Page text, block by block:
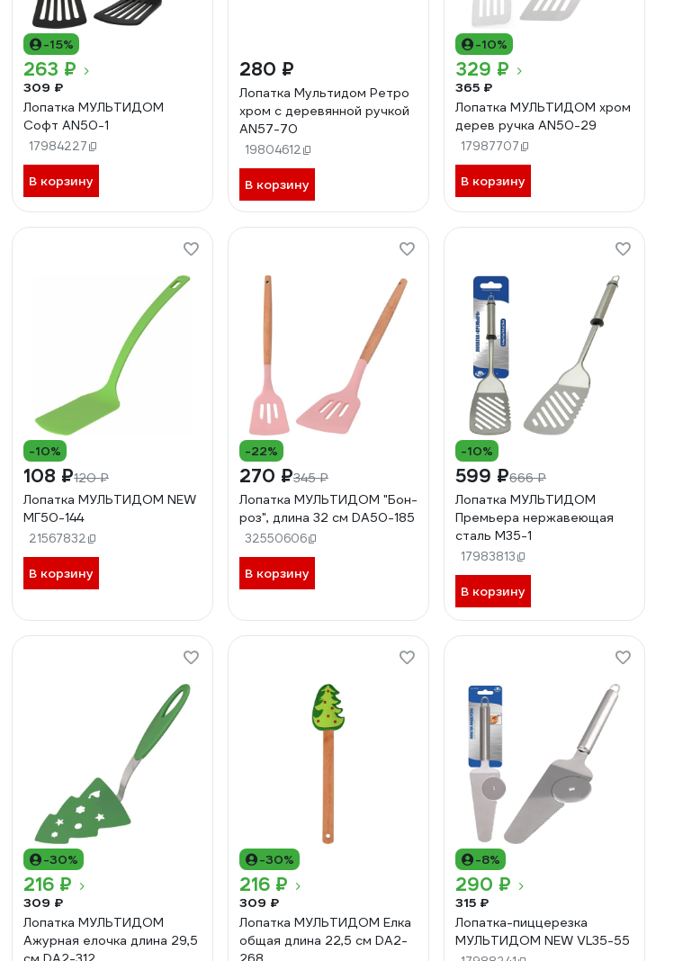
-15%
263 ₽
309 ₽
Лопатка МУЛЬТИДОМ
Софт AN50-1
17984227
В корзину
280 ₽
Лопатка Мультидом Ретро
хром с деревянной ручкой
AN57-70
19804612
В корзину
-10%
329 ₽
365 ₽
Лопатка МУЛЬТИДОМ хром
дерев ручка AN50-29
17987707
В корзину
-10%
108 ₽120 ₽
Лопатка МУЛЬТИДОМ NEW
МГ50-144
21567832
В корзину
-22%
270 ₽345 ₽
Лопатка МУЛЬТИДОМ "Бон-
роз", длина 32 см DA50-185
32550606
В корзину
-10%
599 ₽666 ₽
Лопатка МУЛЬТИДОМ
Премьера нержавеющая
сталь М35-1
17983813
В корзину
-30%
216 ₽
309 ₽
Лопатка МУЛЬТИДОМ
Ажурная елочка длина 29,5
-30%
216 ₽
309 ₽
Лопатка МУЛЬТИДОМ Елка
общая длина 22,5 см DA2-
-8%
290 ₽
315 ₽
Лопатка-пиццерезка
МУЛЬТИДОМ NEW VL35-55